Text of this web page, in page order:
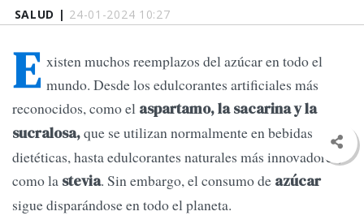
SALUD | 24-01-2024 10:27
E xisten muchos reemplazos del azúcar en todo el
mundo. Desde los edulcorantes artificiales más
reconocidos, como el aspartamo, la sacarina y la
sucralosa,que se utilizan normalmente en bebidas
dietéticas, hasta edulcorantes naturales más innovadores,
como la stevia. Sin embargo, el consumo de azúcar
sigue disparándose en todo el planeta.